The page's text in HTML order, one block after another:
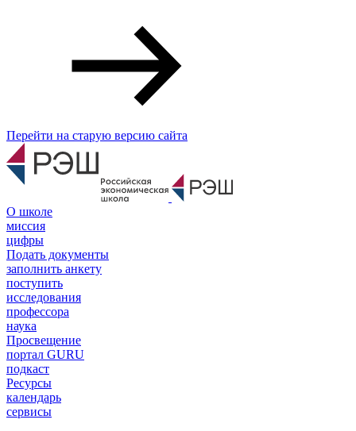
Перейти на старую версию сайта
О школе
миссия
цифры
Подать документы
заполнить анкету
поступить
исследования
профессора
наука
Просвещение
портал GURU
подкаст
Ресурсы
календарь
сервисы